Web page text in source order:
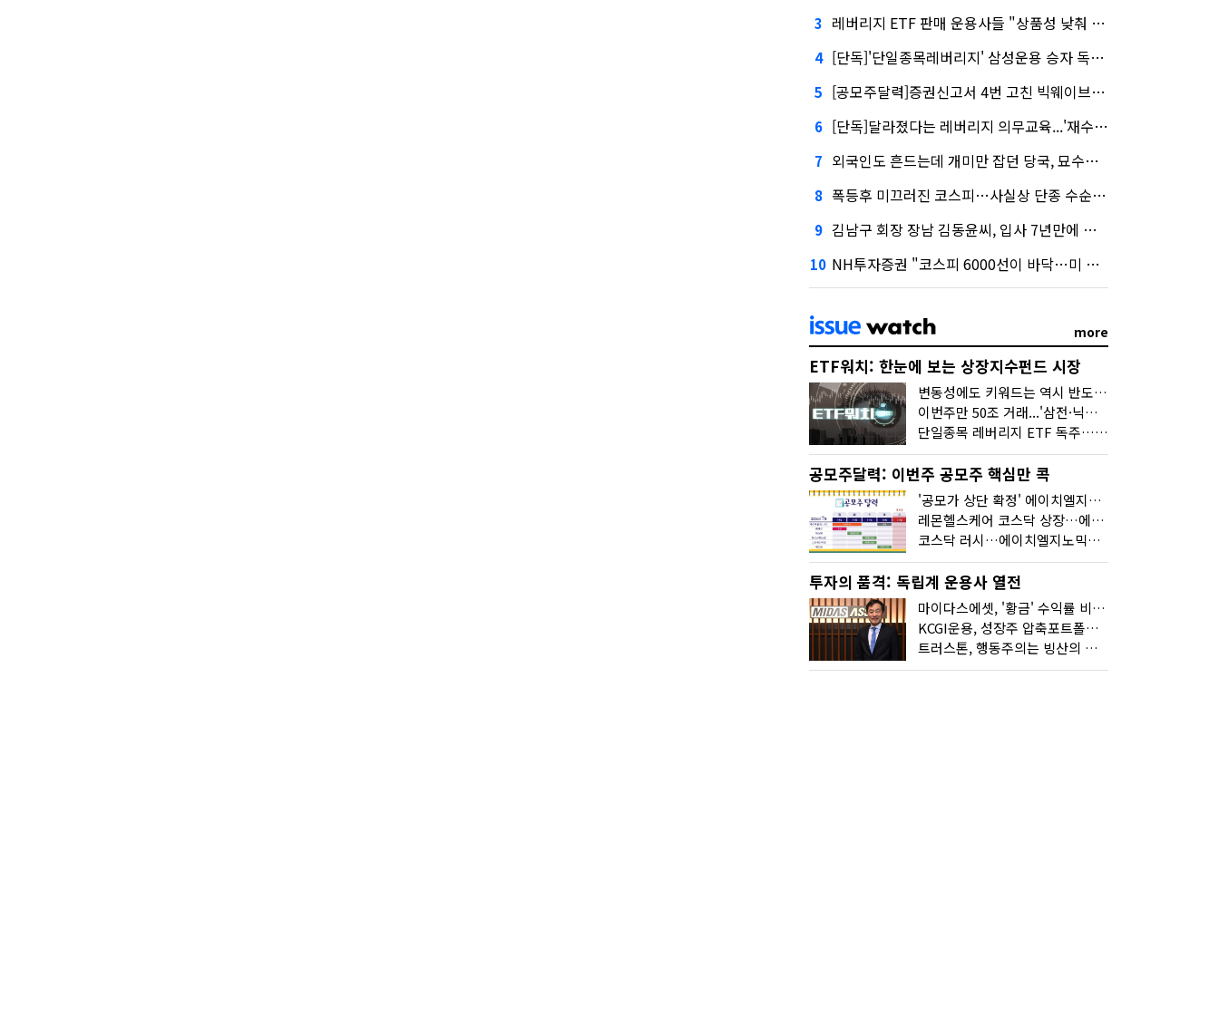
3 레버리지 ETF 판매 운용사들 "상품성 낮춰 사라지게 해야"…일부 신중론도
4 [단독]'단일종목레버리지' 삼성운용 승자 독식...운용수익 미래에셋의 6배
5 [공모주달력]증권신고서 4번 고친 빅웨이브로보틱스, 수요예측
6 [단독]달라졌다는 레버리지 의무교육...'재수강 건너뛰기' 허점
7 외국인도 흔드는데 개미만 잡던 당국, 묘수는 과다호가부담금?
8 폭등후 미끄러진 코스피…사실상 단종 수순 밟는 '단종레'
9 김남구 회장 장남 김동윤씨, 입사 7년만에 한투증권 임원 승진
10 NH투자증권 "코스피 6000선이 바닥…미 금리 안정 후 추가 회복"
more
ETF워치: 한눈에 보는 상장지수펀드 시장
변동성에도 키워드는 역시 반도체…신상품은 우주·방산
이번주만 50조 거래...'삼전·닉스 레버리지' 수익률은 -30%
단일종목 레버리지 ETF 독주…'증시 블랙홀'
공모주달력: 이번주 공모주 핵심만 콕
'공모가 상단 확정' 에이치엘지노믹스 청약
레몬헬스케어 코스닥 상장…에이치엘지노믹스 수요예측
코스닥 러시…에이치엘지노믹스 수요예측·레메디 청약
투자의 품격: 독립계 운용사 열전
마이다스에셋, '황금' 수익률 비결은 '꾸준함'
KCGI운용, 성장주 압축포트폴리오로 새 길을 그리다
트러스톤, 행동주의는 빙산의 일각...진정한 힘은 '주식형 강자'